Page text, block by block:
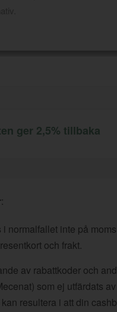
ger 2,5% tillbaka
:
i normalfallet inte på
och frakt.
av rabattkoder och
som ej utfärdats av
resultera i att din